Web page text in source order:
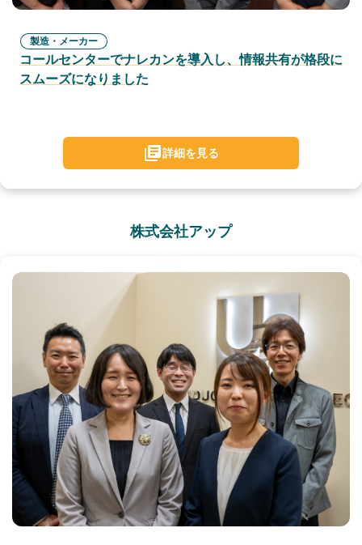
製造・メーカー
コールセンターでナレカンを導入し、情報共有が格段に
スムーズになりました
詳細を見る
株式会社アップ